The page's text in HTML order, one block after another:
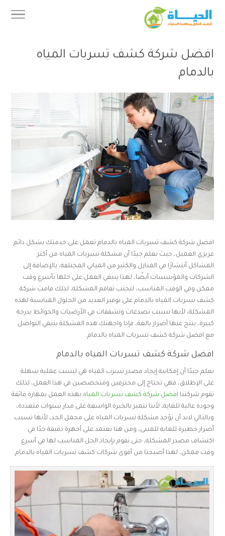
افضل شركة كشف تسربات المياه
بالدمام
افضل شركة كشف تسربات المياه بالدمام تعمل على خدمتك بشكل دائم
عزيزي العميل، حيث نعلم جيدًا أن مشكلة تسربات المياه من أكثر
المشاكل أنتشارًا في المنازل والكثير من المباني المختلفة، بالإضافة إلى
الشركات والمؤسسات أيضًا، لهذا ينبغي العمل على حلها بأسرع وقت
ممكن وفي الوقت المناسب، لتجنب تفاقم المشكلة، لذلك قامت شركة
كشف تسربات المياه بالدمام على توفير العديد من الحلول المناسبة لهذه
المشكلة، لأنها تسبب تصدعات وتشققات في الأرضيات والحوائط بدرجة
كبيرة، ينتج عنها أضرار بالغة، فإذا واجهتك هذه المشكلة ينبغي التواصل
مع افضل شركة كشف تسربات المياه بالدمام.
افضل شركة كشف تسربات المياه بالدمام
نعلم جيدًا أن إمكانية إيجاد مصدر تسرب المياه هي ليست عملية سهلة
على الإطلاق، فهي تحتاج إلى محترفين ومتخصصين في هذا العمل، لذلك
تقوم شركتنا افضل شركة كشف تسربات المياه بهذه العمل بمهارة فائقة
وجودة عالية للغاية، لأننا نتميز بالخبرة الواسعة على مدار سنوات متعددة،
وبالتالي لابد أن تؤخذ مشكلة تسربات المياه على محمل الجد، لأنها تسبب
أضرار خطيرة للغاية للمبنى، ومن هنا نعتمد على أجهزة دقيقة جدًا في
اكتشاف مصدر المشكلة، حتى نقوم بإيجاد الحل المناسب لها في أسرع
وقت ممكن، لهذا أصبحنا من أقوى شركات كشف تسربات المياه بالدمام.